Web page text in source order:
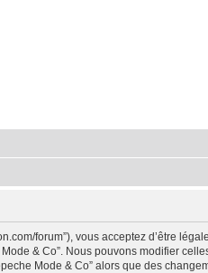
forum”), vous acceptez d’être
& Co”. Nous pouvons modifier
Mode & Co” alors que des